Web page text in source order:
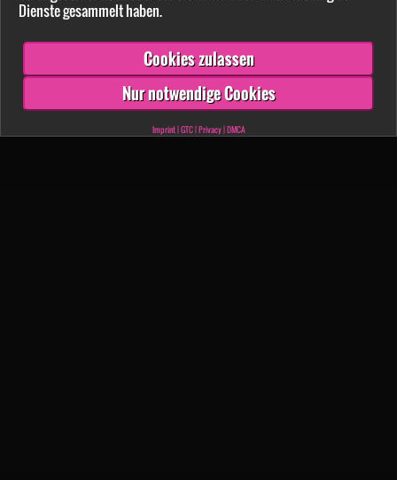
Dienste gesammelt haben.
Cookies zulassen
Nur notwendige Cookies
Imprint|GTC|Privacy|DMCA